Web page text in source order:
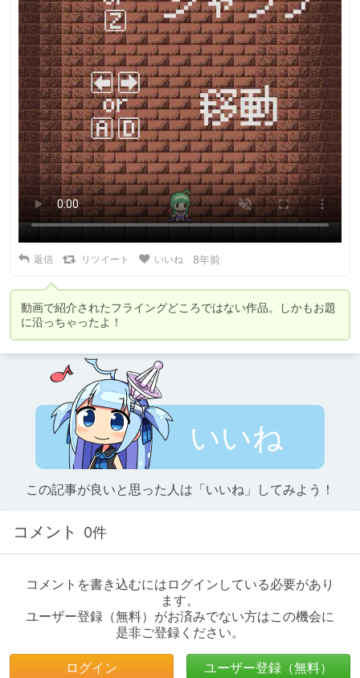
返信 リツイート いいね 8年前
動画で紹介されたフライングどころではない作品。しかもお題
に沿っちゃったよ！
いいね
この記事が良いと思った人は「いいね」してみよう！
コメント 0件
コメントを書き込むにはログインしている必要があり
ます。
ユーザー登録（無料）がお済みでない方はこの機会に
是非ご登録ください。
ログイン ユーザー登録（無料）